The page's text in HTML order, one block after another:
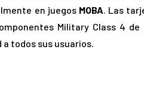
en juegos MOBA. Las
Military Class 4
todos sus usuarios.